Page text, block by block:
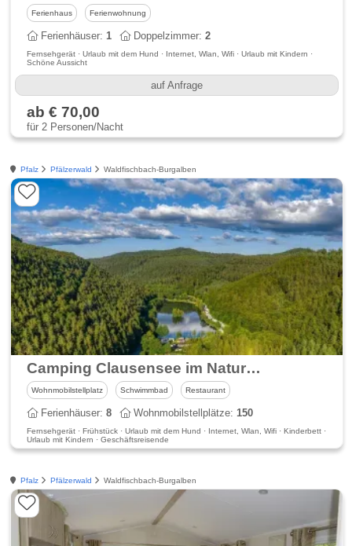
Ferienhaus Ferienwohnung
Ferienhäuser:1 Doppelzimmer:2
Fernsehgerät · Urlaub mit dem Hund · Internet, Wlan, Wifi · Urlaub mit Kindern ·
Schöne Aussicht
auf Anfrage
ab € 70,00
für 2 Personen/Nacht
Pfalz Pfälzerwald Waldfischbach-Burgalben
Camping Clausensee im Naturpark Pfälzerwald
Wohnmobilstellplatz Schwimmbad Restaurant
Ferienhäuser:8 Wohnmobilstellplätze:150
Fernsehgerät · Frühstück · Urlaub mit dem Hund · Internet, Wlan, Wifi · Kinderbett ·
Urlaub mit Kindern · Geschäftsreisende
Pfalz Pfälzerwald Waldfischbach-Burgalben